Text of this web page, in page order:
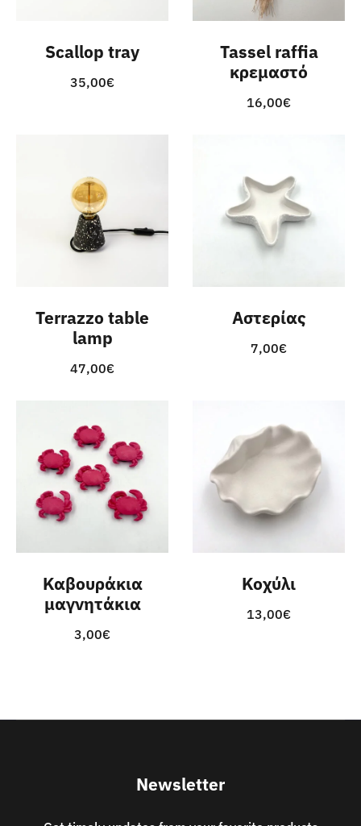
Scallop tray
35,00€
Tassel raffia
κρεμαστό
16,00€
Terrazzo table
lamp
47,00€
Αστερίας
7,00€
Καβουράκια
μαγνητάκια
3,00€
Κοχύλι
13,00€
Newsletter